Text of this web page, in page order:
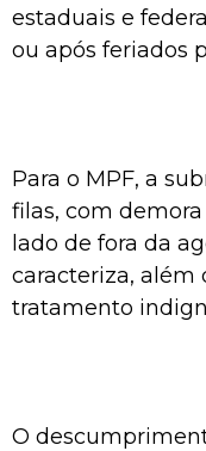
estaduais e
ou após feriados
Para o MPF, a
filas, com
lado de fora da
caracteriza, além
tratamento
O